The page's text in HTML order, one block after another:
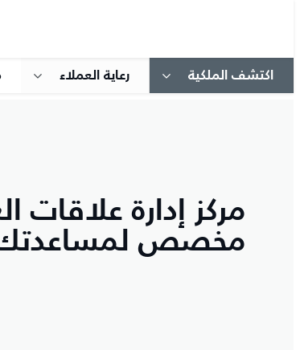
اكتشف الملكية رعاية العملاء
مركز إدارة علاقات
مخصص